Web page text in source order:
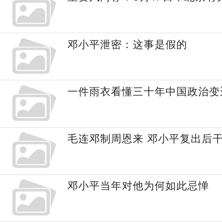
邓小平泄密：这事是假的
一件雨衣看懂三十年中国政治变
毛连邓制周恩来 邓小平复出后
邓小平当年对他为何如此忌惮